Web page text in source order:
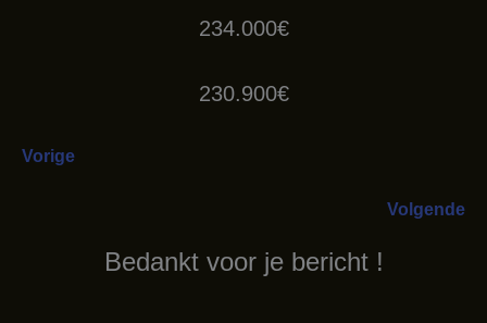
234.000€
230.900€
Vorige
Volgende
Bedankt voor je bericht !